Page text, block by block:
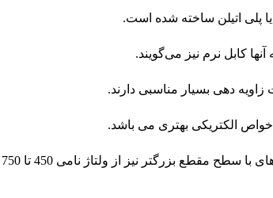
کابل نرم نیز می‌گویند.
دهی بسیار مناسبی دارند.
ولتاژ نامی این نوع محصولات با سطح مقطع زیر یک میلی‌ متر مربع برابر با 300 تا 500 ولت است. کابل های با سطح مقطع بزرگتر نیز از ولتاژ نامی 450 تا 750